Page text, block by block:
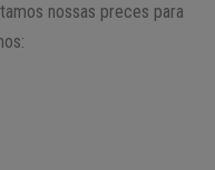
nossas preces para